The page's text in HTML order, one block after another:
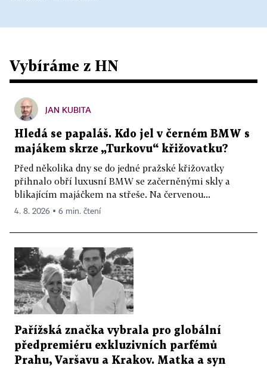
Vybíráme z HN
JAN KUBITA
Hledá se papaláš. Kdo jel v černém BMW s
majákem skrze „Turkovu“ křižovatku?
Před několika dny se do jedné pražské křižovatky
přihnalo obří luxusní BMW se začerněnými skly a
blikajícím majáčkem na střeše. Na červenou...
4. 8. 2026 ▪ 6 min. čtení
Pařížská značka vybrala pro globální
předpremiéru exkluzivních parfémů
Prahu, Varšavu a Krakov. Matka a syn